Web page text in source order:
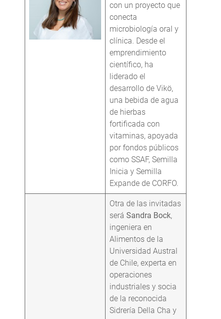
con un proyecto que
conecta
microbiología oral y
clínica. Desde el
emprendimiento
científico, ha
liderado el
desarrollo de Vikö,
una bebida de agua
de hierbas
fortificada con
vitaminas, apoyada
por fondos públicos
como SSAF, Semilla
Inicia y Semilla
Expande de CORFO.
Otra de las invitadas
seráSandra Bock,
ingeniera en
Alimentos de la
Universidad Austral
de Chile, experta en
operaciones
industriales y socia
de la reconocida
Sidrería Della Cha y